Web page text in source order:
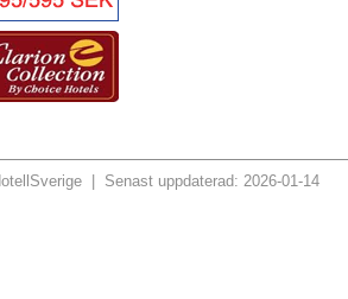
| Senast uppdaterad: 2026-01-14